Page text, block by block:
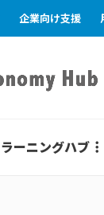
企業向け支援
ラーニングハブ